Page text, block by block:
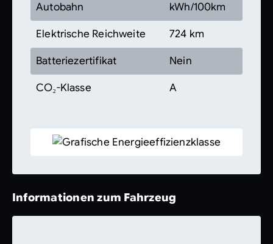
Autobahn
kWh/100km
Elektrische Reichweite 724 km
Batteriezertifikat Nein
CO₂-Klasse A
Informationen zum Fahrzeug